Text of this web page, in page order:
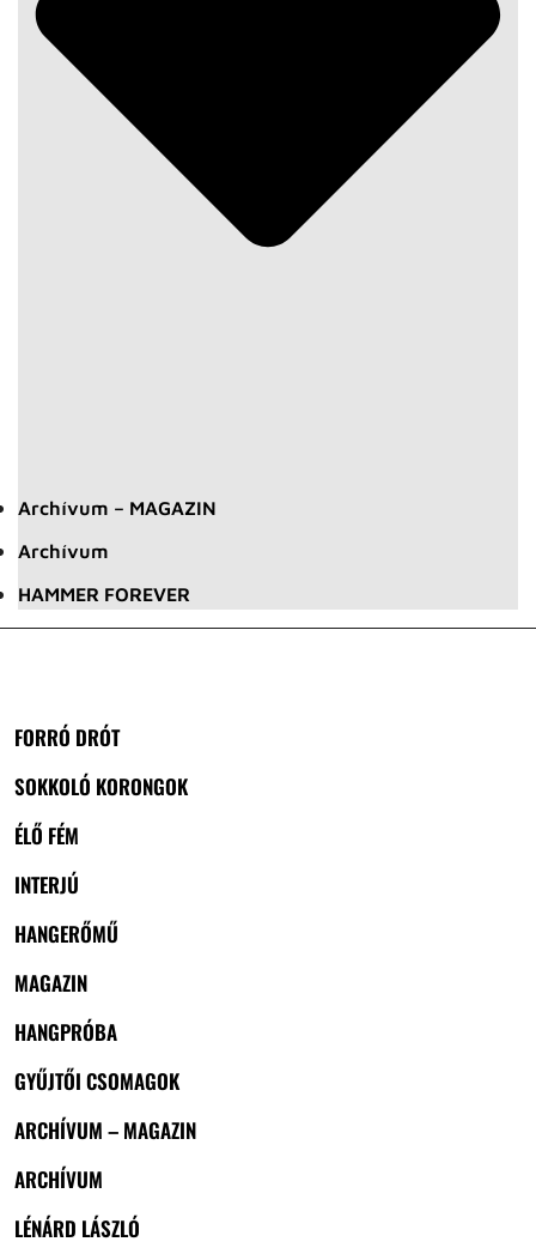
Archívum – MAGAZIN
Archívum
HAMMER FOREVER
FORRÓ DRÓT
SOKKOLÓ KORONGOK
ÉLŐ FÉM
INTERJÚ
HANGERŐMŰ
MAGAZIN
HANGPRÓBA
GYŰJTŐI CSOMAGOK
ARCHÍVUM – MAGAZIN
ARCHÍVUM
LÉNÁRD LÁSZLÓ